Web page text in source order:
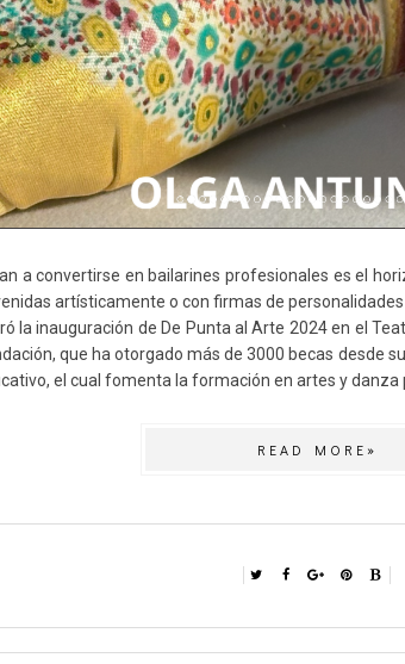
a convertirse en bailarines profesionales es el
artísticamente o con firmas de
la inauguración de De Punta al Arte 2024 en el
que ha otorgado más de 3000 becas desde
el cual fomenta la formación en artes y
READ MORE»